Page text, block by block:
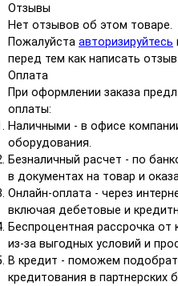
Отзывы
Нет отзывов об этом товаре.
Пожалуйста авторизируйтесь
перед тем как написать отзыв
Оплата
При оформлении заказа
оплаты:
Наличными - в офисе
оборудования.
Безналичный расчет - по
в документах на товар и
Онлайн-оплата - через
включая дебетовые и
Беспроцентная рассрочка
из-за выгодных условий и
В кредит - поможем
кредитования в партнерских